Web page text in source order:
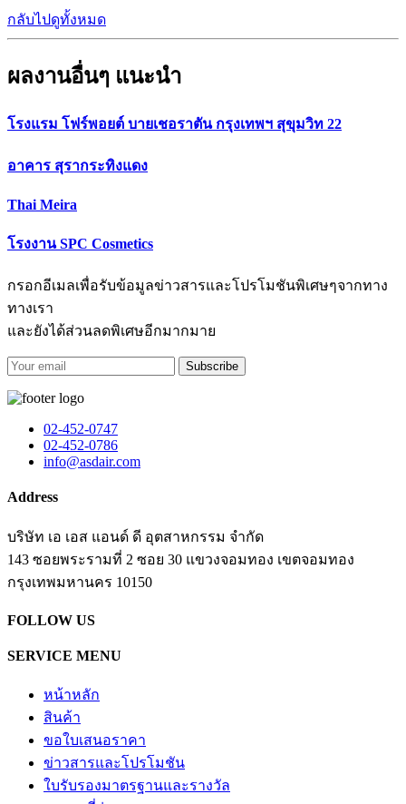
กลับไปดูทั้งหมด
ผลงานอื่นๆ แนะนำ
โรงแรม โฟร์พอยต์ บายเชอราตัน กรุงเทพฯ สุขุมวิท 22
อาคาร สุรากระทิงแดง
Thai Meira
โรงงาน SPC Cosmetics
กรอกอีเมลเพื่อรับข้อมูลข่าวสารและโปรโมชันพิเศษๆจากทาง
ทางเรา
และยังได้ส่วนลดพิเศษอีกมากมาย
Subscribe
02-452-0747
02-452-0786
info@asdair.com
Address
บริษัท เอ เอส แอนด์ ดี อุตสาหกรรม จำกัด
143 ซอยพระรามที่ 2 ซอย 30 แขวงจอมทอง เขตจอมทอง
​กรุงเทพมหานคร 10150
FOLLOW US
SERVICE MENU
หน้าหลัก
สินค้า
ขอใบเสนอราคา
ข่าวสารและโปรโมชัน
ใบรับรองมาตรฐานและรางวัล